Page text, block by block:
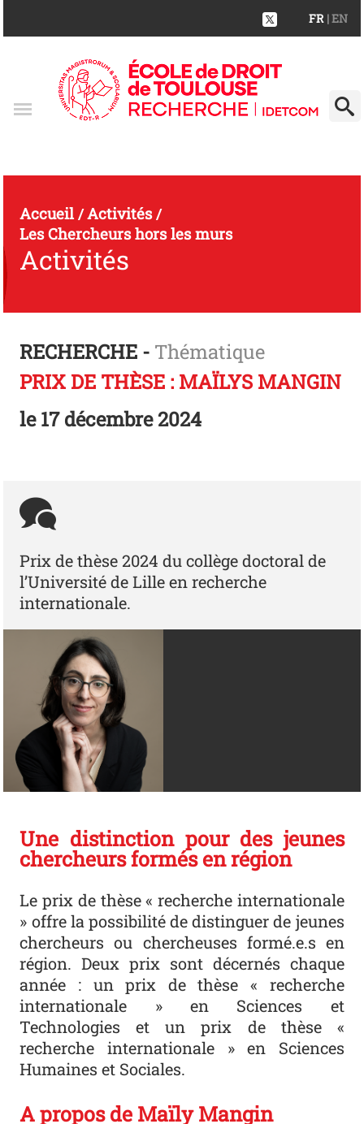
FR | EN
Accueil/Activités/
Les Chercheurs hors les murs
Activités
RECHERCHE - Thématique
PRIX DE THÈSE : MAÏLYS MANGIN
le17 décembre 2024
Prix de thèse 2024 du collège doctoral de
l’Université de Lille en recherche
internationale.
Une distinction pour des jeunes
chercheurs formés en région
Le prix de thèse « recherche internationale
» offre la possibilité de distinguer de jeunes
chercheurs ou chercheuses formé.e.s en
région. Deux prix sont décernés chaque
année : un prix de thèse « recherche
internationale » en Sciences et
Technologies et un prix de thèse «
recherche internationale » en Sciences
Humaines et Sociales.
A propos de Maïly Mangin